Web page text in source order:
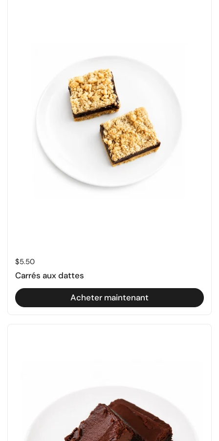
Prix régulier
$5.50
Carrés aux dattes
Acheter maintenant